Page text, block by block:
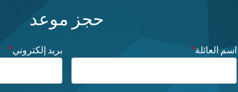
حجز موعد
اسم العائلة* بريد إلكتروني*